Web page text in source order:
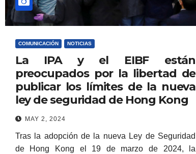
COMUNICACIÓN NOTICIAS
La IPA y el EIBF están
preocupados por la libertad de
publicar los límites de la nueva
ley de seguridad de Hong Kong
MAY 2, 2024
Tras la adopción de la nueva Ley de Seguridad
de Hong Kong el 19 de marzo de 2024, la